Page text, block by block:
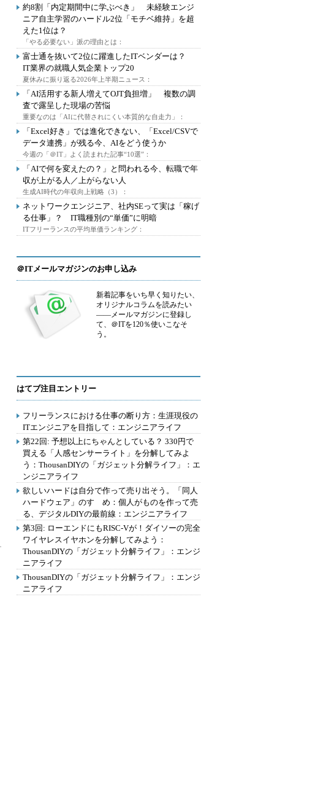
約8割「内定期間中に学ぶべき」 未経験エンジ
ニア自主学習のハードル2位「モチベ維持」を超
えた1位は？
「やる必要ない」派の理由とは：
富士通を抜いて2位に躍進したITベンダーは？
IT業界の就職人気企業トップ20
夏休みに振り返る2026年上半期ニュース：
「AI活用する新人増えてOJT負担増」 複数の調
査で露呈した現場の苦悩
重要なのは「AIに代替されにくい本質的な自走力」：
「Excel好き」では進化できない、「Excel/CSVで
データ連携」が残る今、AIをどう使うか
今週の「＠IT」よく読まれた記事“10選”：
「AIで何を変えたの？」と問われる今、転職で年
収が上がる人／上がらない人
生成AI時代の年収向上戦略（3）：
ネットワークエンジニア、社内SEって実は「稼げ
る仕事」？ IT職種別の“単価”に明暗
ITフリーランスの平均単価ランキング：
＠ITメールマガジンのお申し込み
新着記事をいち早く知りたい、
オリジナルコラムを読みたい
――メールマガジンに登録し
て、＠ITを120％使いこなそ
う。
はてブ注目エントリー
フリーランスにおける仕事の断り方：生涯現役の
ITエンジニアを目指して：エンジニアライフ
第22回: 予想以上にちゃんとしている？ 330円で
買える「人感センサーライト」を分解してみよ
う：ThousanDIYの「ガジェット分解ライフ」：エ
ンジニアライフ
欲しいハードは自分で作って売り出そう。「同人
ハードウェア」のすゝめ：個人がものを作って売
る、デジタルDIYの最前線：エンジニアライフ
第3回: ローエンドにもRISC-Vが！ダイソーの完全
ワイヤレスイヤホンを分解してみよう：
ThousanDIYの「ガジェット分解ライフ」：エンジ
ニアライフ
ThousanDIYの「ガジェット分解ライフ」：エンジ
ニアライフ